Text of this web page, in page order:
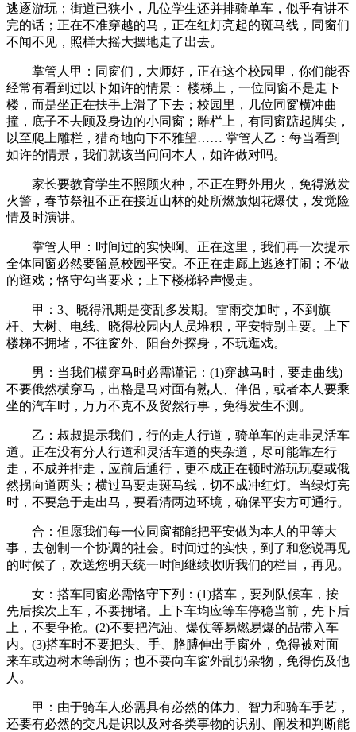
逃逐游玩；街道已狭小，几位学生还并排骑单车，似乎有讲不
完的话；正在不准穿越的马，正在红灯亮起的斑马线，同窗们
不闻不见，照样大摇大摆地走了出去。
掌管人甲：同窗们，大师好，正在这个校园里，你们能否
经常有看到过以下如许的情景： 楼梯上，一位同窗不是走下
楼，而是坐正在扶手上滑了下去；校园里，几位同窗横冲曲
撞，底子不去顾及身边的小同窗；雕栏上，有同窗踮起脚尖，
以至爬上雕栏，猎奇地向下不雅望…… 掌管人乙：每当看到
如许的情景，我们就该当问问本人，如许做对吗。
家长要教育学生不照顾火种，不正在野外用火，免得激发
火警，春节祭祖不正在接近山林的处所燃放烟花爆仗，发觉险
情及时演讲。
掌管人甲：时间过的实快啊。正在这里，我们再一次提示
全体同窗必然要留意校园平安。不正在走廊上逃逐打闹；不做
的逛戏；恪守勾当要求；上下楼梯轻声慢走。
甲：3、晓得汛期是变乱多发期。雷雨交加时，不到旗
杆、大树、电线、晓得校园内人员堆积，平安特别主要。上下
楼梯不拥堵，不往窗外、阳台外探身，不玩逛戏。
男：当我们横穿马时必需谨记：(1)穿越马时，要走曲线)
不要俄然横穿马，出格是马对面有熟人、伴侣，或者本人要乘
坐的汽车时，万万不克不及贸然行事，免得发生不测。
乙：叔叔提示我们，行的走人行道，骑单车的走非灵活车
道。正在没有分人行道和灵活车道的夹杂道，尽可能靠左行
走，不成并排走，应前后通行，更不成正在顿时游玩玩耍或俄
然拐向道两头；横过马要走斑马线，切不成冲红灯。当绿灯亮
时，不要急于走出马，要看清两边环境，确保平安方可通行。
合：但愿我们每一位同窗都能把平安做为本人的甲等大
事，去创制一个协调的社会。时间过的实快，到了和您说再见
的时候了，欢送您明天统一时间继续收听我们的栏目，再见。
女：搭车同窗必需恪守下列：(1)搭车，要列队候车，按
先后挨次上车，不要拥堵。上下车均应等车停稳当前，先下后
上，不要争抢。(2)不要把汽油、爆仗等易燃易爆的品带入车
内。(3)搭车时不要把头、手、胳膊伸出手窗外，免得被对面
来车或边树木等刮伤；也不要向车窗外乱扔杂物，免得伤及他
人。
甲：由于骑车人必需具有必然的体力、智力和骑车手艺，
还要有必然的交凡是识以及对各类事物的识别、阐发和判断能